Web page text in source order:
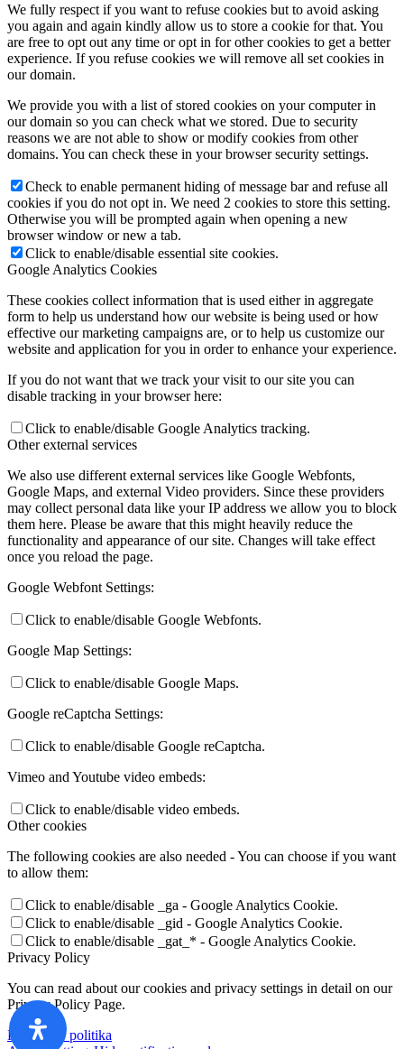
We fully respect if you want to refuse cookies but to avoid asking
you again and again kindly allow us to store a cookie for that. You
are free to opt out any time or opt in for other cookies to get a better
experience. If you refuse cookies we will remove all set cookies in
our domain.
We provide you with a list of stored cookies on your computer in
our domain so you can check what we stored. Due to security
reasons we are not able to show or modify cookies from other
domains. You can check these in your browser security settings.
Check to enable permanent hiding of message bar and refuse all
cookies if you do not opt in. We need 2 cookies to store this setting.
Otherwise you will be prompted again when opening a new
browser window or new a tab.
Click to enable/disable essential site cookies.
Google Analytics Cookies
These cookies collect information that is used either in aggregate
form to help us understand how our website is being used or how
effective our marketing campaigns are, or to help us customize our
website and application for you in order to enhance your experience.
If you do not want that we track your visit to our site you can
disable tracking in your browser here:
Click to enable/disable Google Analytics tracking.
Other external services
We also use different external services like Google Webfonts,
Google Maps, and external Video providers. Since these providers
may collect personal data like your IP address we allow you to block
them here. Please be aware that this might heavily reduce the
functionality and appearance of our site. Changes will take effect
once you reload the page.
Google Webfont Settings:
Click to enable/disable Google Webfonts.
Google Map Settings:
Click to enable/disable Google Maps.
Google reCaptcha Settings:
Click to enable/disable Google reCaptcha.
Vimeo and Youtube video embeds:
Click to enable/disable video embeds.
Other cookies
The following cookies are also needed - You can choose if you want
to allow them:
Click to enable/disable _ga - Google Analytics Cookie.
Click to enable/disable _gid - Google Analytics Cookie.
Click to enable/disable _gat_* - Google Analytics Cookie.
Privacy Policy
You can read about our cookies and privacy settings in detail on our
Privacy Policy Page.
Privatumo politika